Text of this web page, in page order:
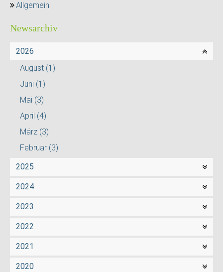
Allgemein
Newsarchiv
2026
August (1)
Juni (1)
Mai (3)
April (4)
März (3)
Februar (3)
2025
2024
2023
2022
2021
2020